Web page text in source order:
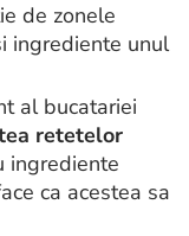
de zonele
ingrediente unul
al bucatariei
retetelor
ingrediente
ca acestea sa